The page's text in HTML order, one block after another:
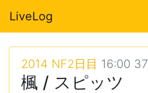
LiveLog
2014 NF2日目 16:00 37
楓 / スピッツ